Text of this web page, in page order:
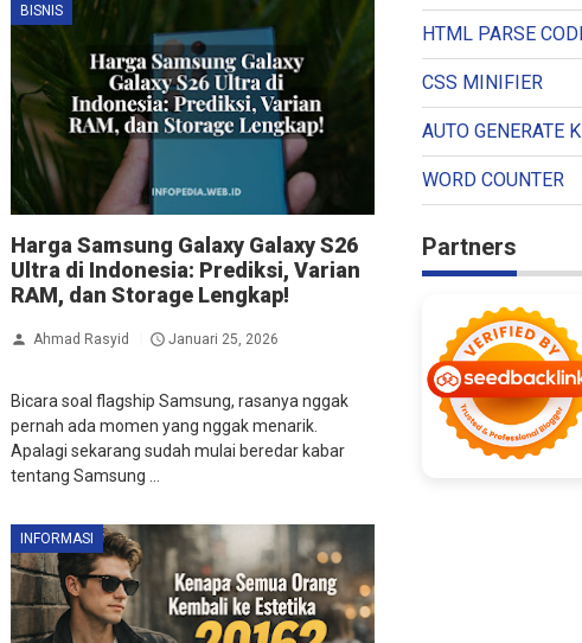
BISNIS
Harga Samsung Galaxy Galaxy S26
Ultra di Indonesia: Prediksi, Varian
RAM, dan Storage Lengkap!
Ahmad Rasyid Januari 25, 2026
Bicara soal flagship Samsung, rasanya nggak
pernah ada momen yang nggak menarik.
Apalagi sekarang sudah mulai beredar kabar
tentang Samsung ...
INFORMASI
HTML PARSE
CSS MINIFIER
AUTO GENERATE
WORD COUNTER
Partners